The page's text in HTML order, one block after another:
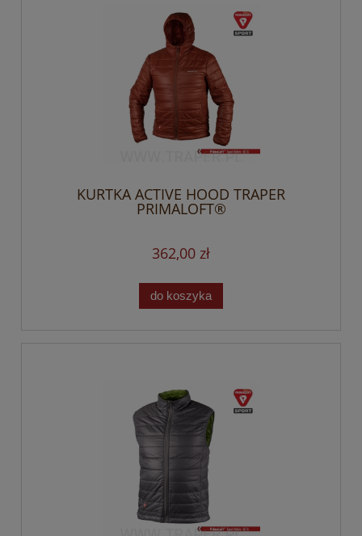
KURTKA ACTIVE HOOD TRAPER
PRIMALOFT®
362,00 zł
do koszyka